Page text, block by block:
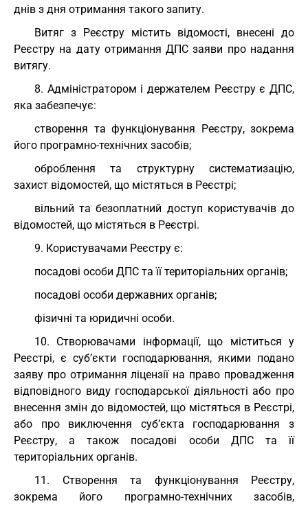
днів з дня отримання такого запиту.
Витяг з Реєстру містить відомості, внесені до
Реєстру на дату отримання ДПС заяви про надання
витягу.
8. Адміністратором і держателем Реєстру є ДПС,
яка забезпечує:
створення та функціонування Реєстру, зокрема
його програмно-технічних засобів;
оброблення та структурну систематизацію,
захист відомостей, що містяться в Реєстрі;
вільний та безоплатний доступ користувачів до
відомостей, що містяться в Реєстрі.
9. Користувачами Реєстру є:
посадові особи ДПС та її територіальних органів;
посадові особи державних органів;
фізичні та юридичні особи.
10. Створювачами інформації, що міститься у
Реєстрі, є суб’єкти господарювання, якими подано
заяву про отримання ліцензії на право провадження
відповідного виду господарської діяльності або про
внесення змін до відомостей, що містяться в Реєстрі,
або про виключення суб’єкта господарювання з
Реєстру, а також посадові особи ДПС та її
територіальних органів.
11. Створення та функціонування Реєстру,
зокрема його програмно-технічних засобів,